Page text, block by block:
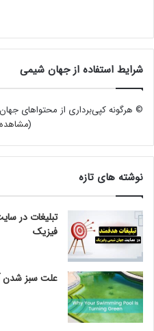
شرایط استفاده از جهان شیمی
© هرگونه کپی‌برداری از محتواهای
(
نوشته های تازه
تبلیغات در
فیزیک
علت سبز شدن